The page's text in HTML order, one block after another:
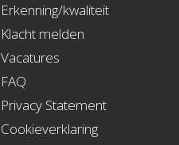
Erkenning/kwaliteit
Klacht melden
Vacatures
FAQ
Privacy Statement
Cookieverklaring